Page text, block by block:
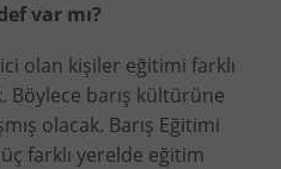
var mı?
olan kişiler eğitimi farklı
Böylece barış kültürüne
olacak. Barış Eğitimi
farklı yerelde eğitim